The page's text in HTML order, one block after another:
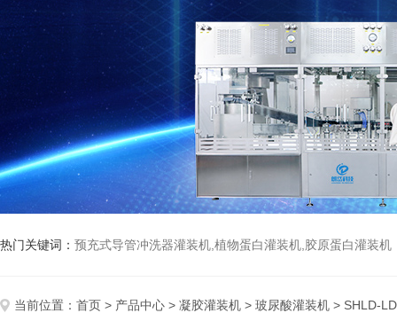
热门关键词： 预充式导管冲洗器灌装机,植物蛋白灌装机,胶原蛋白灌装机
当前位置： 首页 > 产品中心 > 凝胶灌装机 > 玻尿酸灌装机 > SHLD-